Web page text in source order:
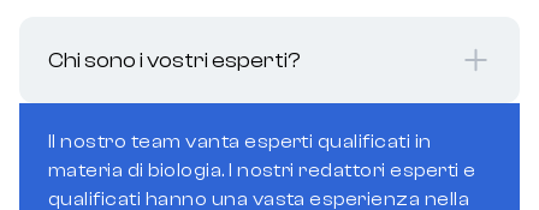
Chi sono i vostri esperti?
Il nostro team vanta esperti qualificati in
materia di biologia. I nostri redattori esperti e
qualificati hanno una vasta esperienza nella